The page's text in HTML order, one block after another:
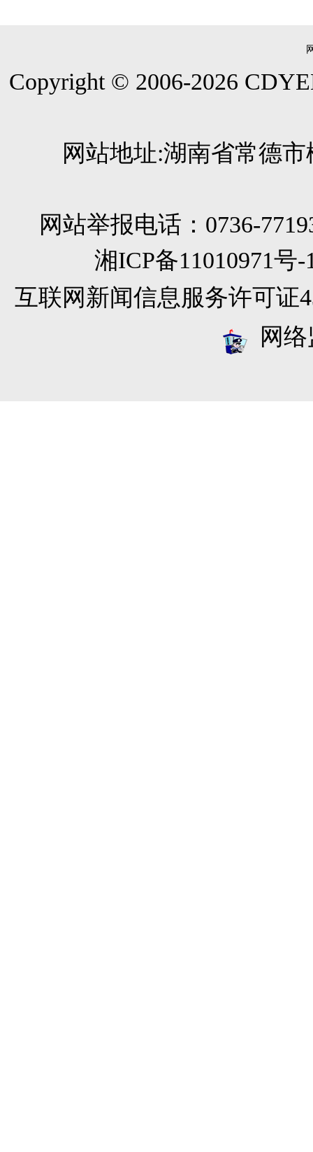
Copyright © 2006-2026
网站地址:湖南省常德
网站举报电话：0736-
湘ICP备11010971
互联网新闻信息服务许可证
网络